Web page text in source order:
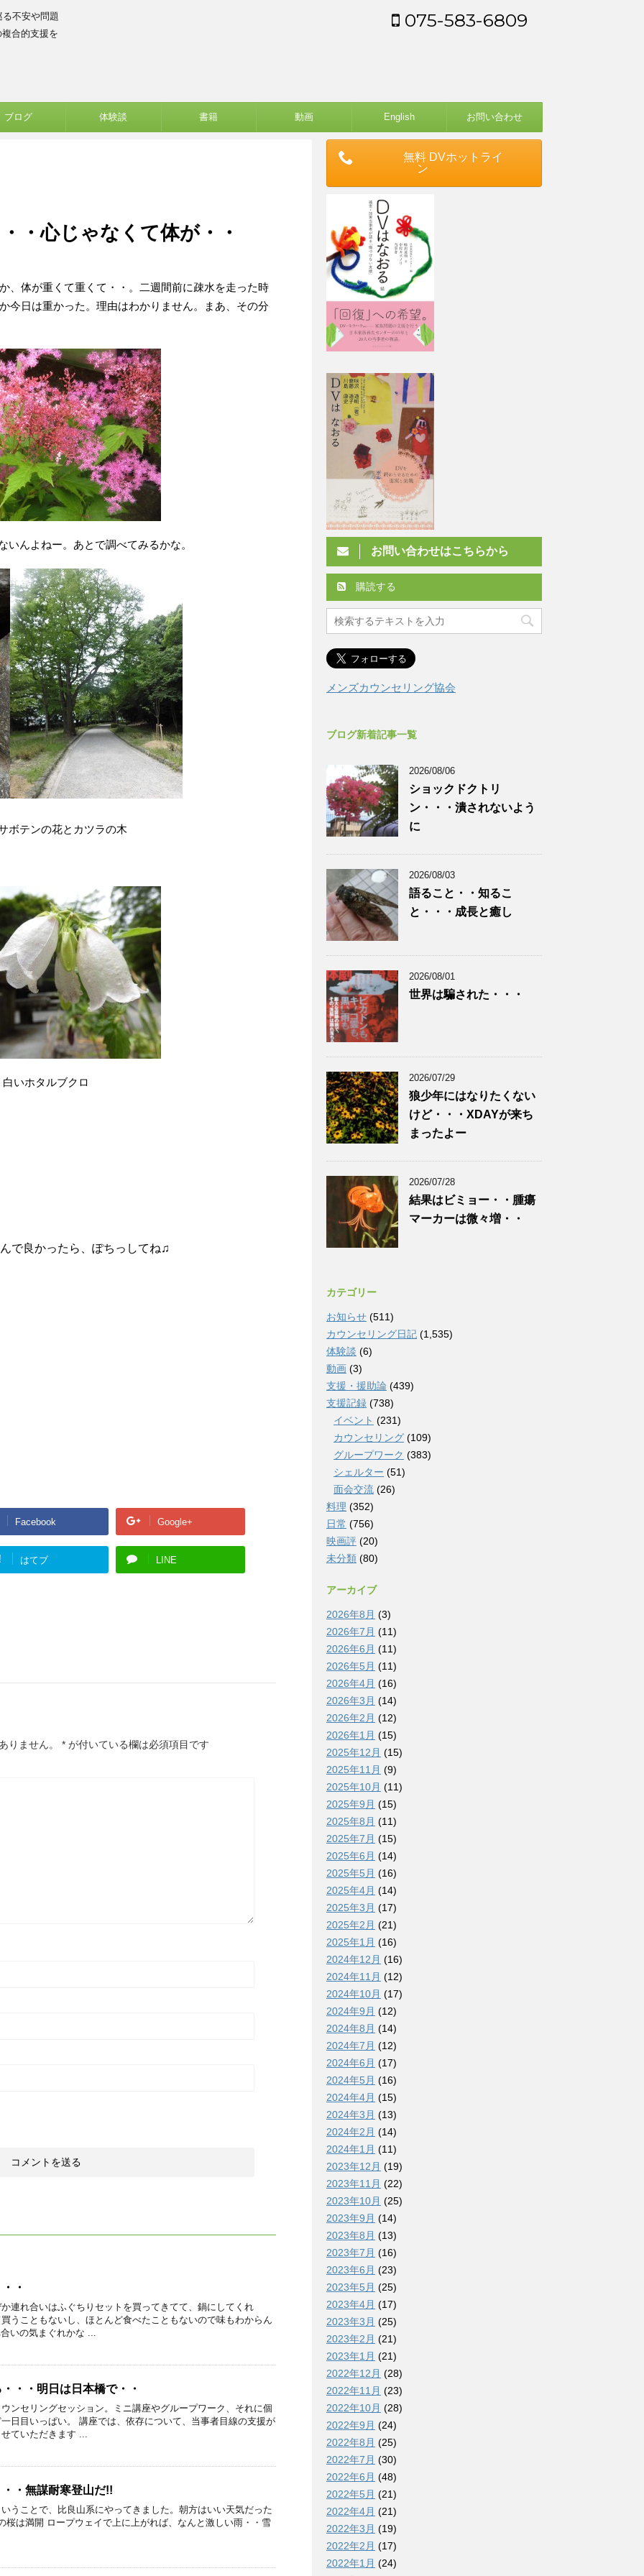
不安や問題
合的支援を
075-583-6809
ブログ 体験談 書籍 動画 English お問い合わせ
・心じゃなくて体が・・
、体が重くて重くて・・。二週間前に疎水を走った時
今日は重かった。理由はわかりません。まあ、その分
いんよねー。あとで調べてみるかな。
ボテンの花とカツラの木
白いホタルブクロ
で良かったら、ぽちっしてね♫
Facebook Google+
はてブ LINE
りません。 * が付いている欄は必須項目です
・
連れ合いはふぐちりセットを買ってきてて、鍋にしてくれ
うこともないし、ほとんど食べたこともないので味もわからん
いの気まぐれかな ...
・・明日は日本橋で・・
ンセリングセッション。ミニ講座やグループワーク、それに個
日目いっぱい。 講座では、依存について、当事者目線の支援が
ていただきます ...
・無謀耐寒登山だ!!
うことで、比良山系にやってきました。朝方はいい天気だった
は満開 ロープウェイで上に上がれば、なんと激しい雨・・雪
無料 DVホットライ
ン
お問い合わせはこちらから
購読する
メンズカウンセリング協会
ブログ新着記事一覧
2026/08/06
ショックドクトリ
ン・・・潰されないよう
に
2026/08/03
語ること・・知るこ
と・・・成長と癒し
2026/08/01
世界は騙された・・・
2026/07/29
狼少年にはなりたくない
けど・・・XDAYが来ち
まったよー
2026/07/28
結果はビミョー・・腫瘍
マーカーは微々増・・
カテゴリー
お知らせ (511)
カウンセリング日記 (1,535)
体験談 (6)
動画 (3)
支援・援助論 (439)
支援記録 (738)
イベント (231)
カウンセリング (109)
グループワーク (383)
シェルター (51)
面会交流 (26)
料理 (352)
日常 (756)
映画評 (20)
未分類 (80)
アーカイブ
2026年8月 (3)
2026年7月 (11)
2026年6月 (11)
2026年5月 (11)
2026年4月 (16)
2026年3月 (14)
2026年2月 (12)
2026年1月 (15)
2025年12月 (15)
2025年11月 (9)
2025年10月 (11)
2025年9月 (15)
2025年8月 (11)
2025年7月 (15)
2025年6月 (14)
2025年5月 (16)
2025年4月 (14)
2025年3月 (17)
2025年2月 (21)
2025年1月 (16)
2024年12月 (16)
2024年11月 (12)
2024年10月 (17)
2024年9月 (12)
2024年8月 (14)
2024年7月 (12)
2024年6月 (17)
2024年5月 (16)
2024年4月 (15)
2024年3月 (13)
2024年2月 (14)
2024年1月 (11)
2023年12月 (19)
2023年11月 (22)
2023年10月 (25)
2023年9月 (14)
2023年8月 (13)
2023年7月 (16)
2023年6月 (23)
2023年5月 (25)
2023年4月 (17)
2023年3月 (25)
2023年2月 (21)
2023年1月 (21)
2022年12月 (28)
2022年11月 (23)
2022年10月 (28)
2022年9月 (24)
2022年8月 (25)
2022年7月 (30)
2022年6月 (48)
2022年5月 (21)
2022年4月 (21)
2022年3月 (19)
2022年2月 (17)
2022年1月 (24)